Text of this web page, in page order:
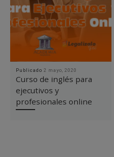
Publicado 2 mayo, 2020
Curso de inglés para
ejecutivos y
profesionales online